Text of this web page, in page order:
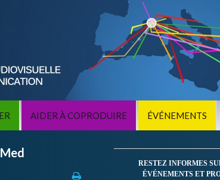
AIDER À COPRODUIRE ÉVÉNEMENTS
RESTEZ INFORMES
ÉVÉNEMENTS ET